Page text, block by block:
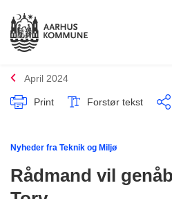
April 2024
Print Forstør tekst
Nyheder fra Teknik og Miljø
Rådmand vil